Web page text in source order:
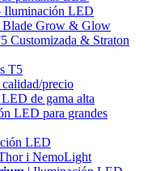
Iluminación LED
Blade Grow & Glow
Customizada & Straton
T5
precio
de gama alta
LED para grandes
LED
i NemoLight